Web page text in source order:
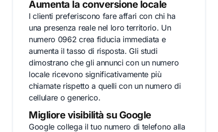
Aumenta la conversione locale
I clienti preferiscono fare affari con chi ha
una presenza reale nel loro territorio. Un
numero 0962 crea fiducia immediata e
aumenta il tasso di risposta. Gli studi
dimostrano che gli annunci con un numero
locale ricevono significativamente più
chiamate rispetto a quelli con un numero di
cellulare o generico.
Migliore visibilità su Google
Google collega il tuo numero di telefono alla